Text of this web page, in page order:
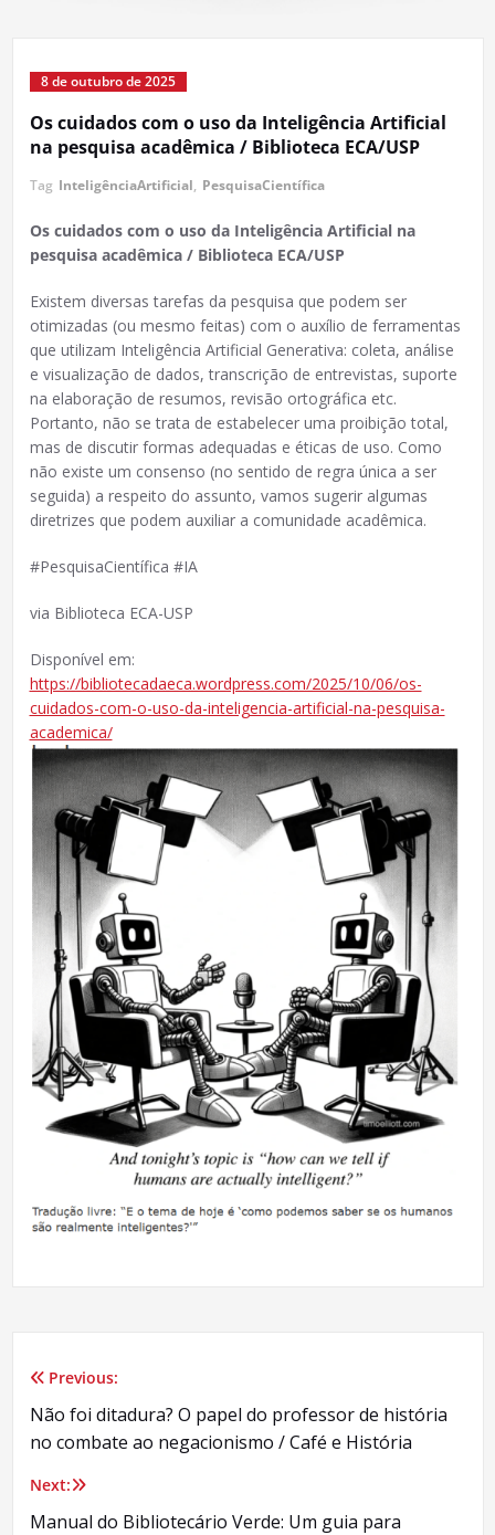
8 de outubro de 2025
Os cuidados com o uso da Inteligência Artificial
na pesquisa acadêmica / Biblioteca ECA/USP
Tag InteligênciaArtificial, PesquisaCientífica
Os cuidados com o uso da Inteligência Artificial na
pesquisa acadêmica / Biblioteca ECA/USP
Existem diversas tarefas da pesquisa que podem ser
otimizadas (ou mesmo feitas) com o auxílio de ferramentas
que utilizam Inteligência Artificial Generativa: coleta, análise
e visualização de dados, transcrição de entrevistas, suporte
na elaboração de resumos, revisão ortográfica etc.
Portanto, não se trata de estabelecer uma proibição total,
mas de discutir formas adequadas e éticas de uso. Como
não existe um consenso (no sentido de regra única a ser
seguida) a respeito do assunto, vamos sugerir algumas
diretrizes que podem auxiliar a comunidade acadêmica.
#PesquisaCientífica #IA
via Biblioteca ECA-USP
Disponível em:
https://bibliotecadaeca.wordpress.com/2025/10/06/os-
cuidados-com-o-uso-da-inteligencia-artificial-na-pesquisa-
academica/
Navegação
de
Post
Previous:
Não foi ditadura? O papel do professor de história
no combate ao negacionismo / Café e História
Next:
Manual do Bibliotecário Verde: Um guia para